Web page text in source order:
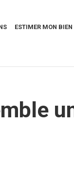
ESTIMER MON BIEN